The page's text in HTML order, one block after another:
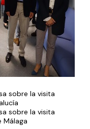
sobre la visita
sobre la visita
Málaga